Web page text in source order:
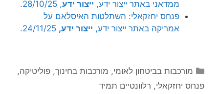
ממדאני באתר ייצור ידע, ייצור ידע, 28/10/25.
פנחס יחזקאלי: השתלטות האיסלאם על
אמריקה באתר ייצור ידע, ייצור ידע,
קטגוריות
מורכבות בביטחון לאומי, מורכבות בחינוך,פוליטיקה,
פנחס יחזקאלי, רלוונטיים תמיד